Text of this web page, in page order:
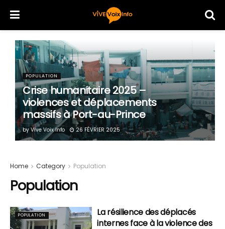
POPULATION
Crise humanitaire 2025 –
violences et déplacements
massifs à Port-au-Prince
by Vive Voix Info 26 FÉVRIER 2025
Home Category Population
Population
POPULATION
La résilience des déplacés
internes face à la violence des